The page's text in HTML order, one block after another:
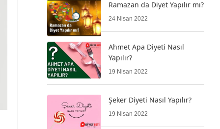
Ramazan da Diyet Yapılır mı?
24 Nisan 2022
Ahmet Apa Diyeti Nasıl
Yapılır?
19 Nisan 2022
Şeker Diyeti Nasıl Yapılır?
19 Nisan 2022